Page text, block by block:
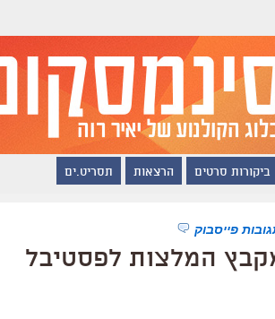
ביקורות סרטים הרצאות תסריט.ים
פייסבוק
המלצות לפסטיבל